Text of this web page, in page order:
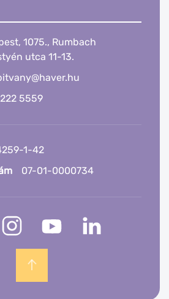
1075., Rumbach
utca 11-13.
5559
1-42
07-01-0000734